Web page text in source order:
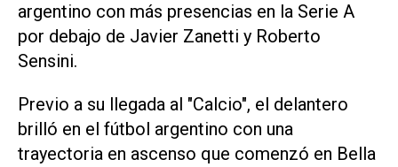
argentino con más presencias en la Serie A
por debajo de Javier Zanetti y Roberto
Sensini.
Previo a su llegada al "Calcio", el delantero
brilló en el fútbol argentino con una
trayectoria en ascenso que comenzó en Bella